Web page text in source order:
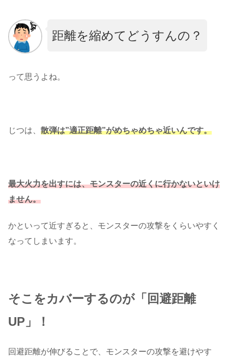
距離を縮めてどうすんの？
って思うよね。
じつは、 散弾は”適正距離”がめちゃめちゃ近いんです。
最大火力を出すには、モンスターの近くに行かないといけ
ません。
かといって近すぎると、モンスターの攻撃をくらいやすく
なってしまいます。
そこをカバーするのが「回避距離
UP」！
回避距離が伸びることで、モンスターの攻撃を避けやす